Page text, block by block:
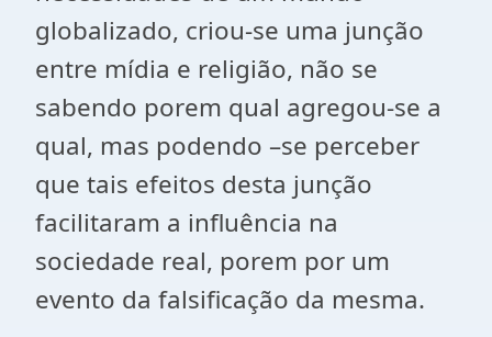
globalizado, criou-se uma junção
entre mídia e religião, não se
sabendo porem qual agregou-se a
qual, mas podendo –se perceber
que tais efeitos desta junção
facilitaram a influência na
sociedade real, porem por um
evento da falsificação da mesma.